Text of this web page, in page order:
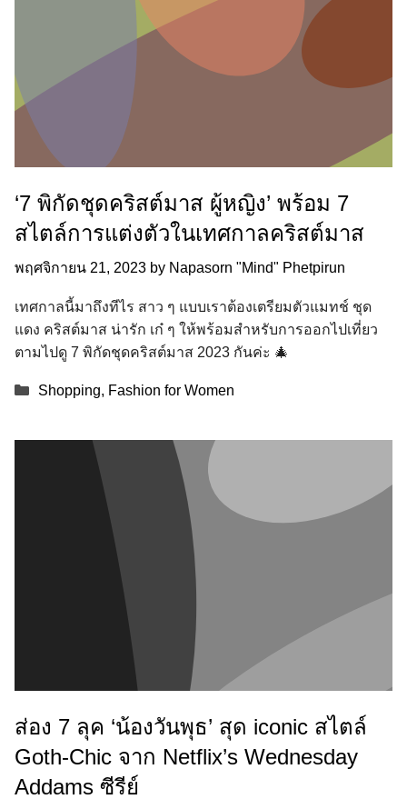
‘7 พิกัดชุดคริสต์มาส ผู้หญิง’ พร้อม 7
สไตล์การแต่งตัวในเทศกาลคริสต์มาส
พฤศจิกายน 21, 2023 by Napasorn "Mind" Phetpirun
เทศกาลนี้มาถึงทีไร สาว ๆ แบบเราต้องเตรียมตัวแมทช์ ชุด
แดง คริสต์มาส น่ารัก เก๋ ๆ ให้พร้อมสำหรับการออกไปเที่ยว
ตามไปดู 7 พิกัดชุดคริสต์มาส 2023 กันค่ะ 🎄
Categories
Shopping, Fashion for Women
ส่อง 7 ลุค ‘น้องวันพุธ’ สุด iconic สไตล์
Goth-Chic จาก Netflix’s Wednesday
Addams ซีรีย์